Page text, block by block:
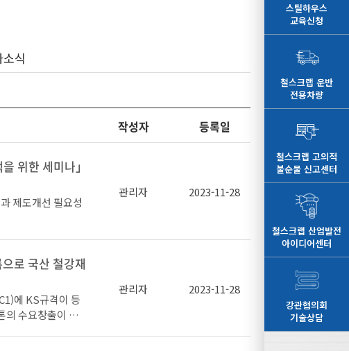
식
작성자 등록일
위한 세미나」
제도개선 필요성
길 실장)는 10월 2
강사, 연구기관 등
방안모색을 위한
관리자 2023-11-28
로 국산 철강재
에 KS규격이 등
의 수요창출이 될
관리자 2023-11-28
스틸하우스
교육신청
철스크랩 운반
전용차량
철스크랩 고의적
불순물 신고센터
철스크랩 산업발전
아이디어센터
강관협의회
기술상담